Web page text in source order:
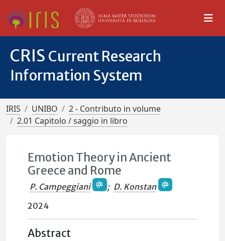
CRIS Current Research
Information System
IRIS UNIBO
2 - Contributo in volume
2.01 Capitolo / saggio in libro
Emotion Theory in Ancient
Greece and Rome
P. Campeggiani ; D. Konstan
2024
Abstract